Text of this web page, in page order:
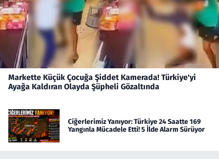
Markette Küçük Çocuğa Şiddet Kamerada! Türkiye'yi
Ayağa Kaldıran Olayda Şüpheli Gözaltında
Ciğerlerimiz Yanıyor: Türkiye 24 Saatte 169
Yangınla Mücadele Etti! 5 İlde Alarm Sürüyor